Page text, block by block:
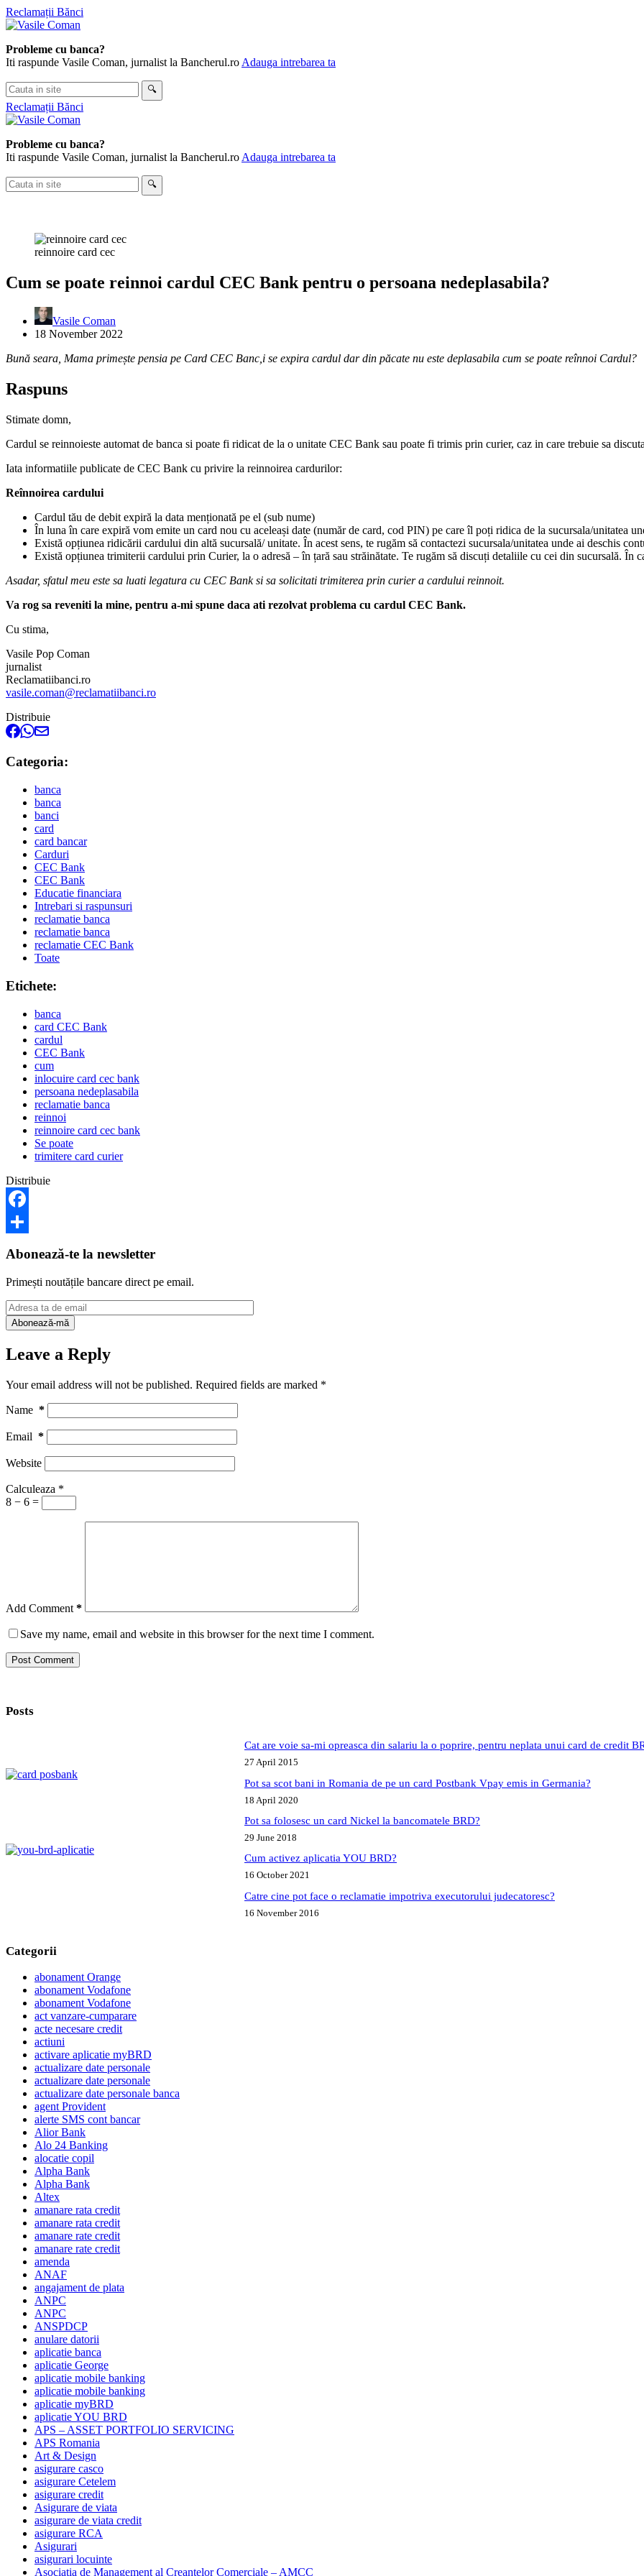
Skip
to
Reclamații Bănci
Probleme cu banca?
Iti raspunde Vasile Coman, jurnalist la Bancherul.ro Adauga intrebarea ta
Cauta
in
site
🔍
Reclamații Bănci
Probleme cu banca?
Iti raspunde Vasile Coman, jurnalist la Bancherul.ro Adauga intrebarea ta
Cauta
in
🔍
reinnoire card cec
Cum se poate reinnoi cardul CEC Bank pentru o persoana nedeplasabila?
Vasile Coman
18 November 2022
Bună seara, Mama primește pensia pe Card CEC Banc,i se expira cardul dar din păcate nu este deplasabila cum se poate reînnoi Cardul?
Raspuns
Stimate domn,
Cardul se reinnoieste automat de banca si poate fi ridicat de la o unitate CEC Bank sau poate fi trimis prin curier, caz in care trebuie sa
Iata informatiile publicate de CEC Bank cu privire la reinnoirea cardurilor:
Reînnoirea cardului
Cardul tău de debit expiră la data menționată pe el (sub nume)
În luna în care expiră vom emite un card nou cu aceleași date (număr de card, cod PIN) pe care îl poți ridica de la sucursala/unitatea
Există opțiunea ridicării cardului din altă sucursală/ unitate. În acest sens, te rugăm să contactezi sucursala/unitatea unde ai deschis
Există opțiunea trimiterii cardului prin Curier, la o adresă – în țară sau străinătate. Te rugăm să discuți detaliile cu cei din sucursală. În
Asadar, sfatul meu este sa luati legatura cu CEC Bank si sa solicitati trimiterea prin curier a cardului reinnoit.
Va rog sa reveniti la mine, pentru a-mi spune daca ati rezolvat problema cu cardul CEC Bank.
Cu stima,
Vasile Pop Coman
jurnalist
Reclamatiibanci.ro
vasile.coman@reclamatiibanci.ro
Distribuie
Categoria:
banca
banca
banci
card
card bancar
Carduri
CEC Bank
CEC Bank
Educatie financiara
Intrebari si raspunsuri
reclamatie banca
reclamatie banca
reclamatie CEC Bank
Toate
Etichete:
banca
card CEC Bank
cardul
CEC Bank
cum
inlocuire card cec bank
persoana nedeplasabila
reclamatie banca
reinnoi
reinnoire card cec bank
Se poate
trimitere card curier
Distribuie
Facebook
Abonează-te la newsletter
Primești noutățile bancare direct pe email.
Leave a Reply
Your email address will not be published. Required fields are marked *
Name *
Email *
Website
Calculeaza *
8 − 6 =
Add Comment *
Save my name, email and website in this browser for the next time I comment.
Post Comment
Posts
Cat are voie sa-mi opreasca din salariu la o poprire, pentru neplata unui card de credit
27 April 2015
Pot sa scot bani in Romania de pe un card Postbank Vpay emis in Germania?
18 April 2020
Pot sa folosesc un card Nickel la bancomatele BRD?
29 June 2018
Cum activez aplicatia YOU BRD?
16 October 2021
Catre cine pot face o reclamatie impotriva executorului judecatoresc?
16 November 2016
Categorii
abonament Orange
abonament Vodafone
abonament Vodafone
act vanzare-cumparare
acte necesare credit
actiuni
activare aplicatie myBRD
actualizare date personale
actualizare date personale
actualizare date personale banca
agent Provident
alerte SMS cont bancar
Alior Bank
Alo 24 Banking
alocatie copil
Alpha Bank
Alpha Bank
Altex
amanare rata credit
amanare rata credit
amanare rate credit
amanare rate credit
amenda
ANAF
angajament de plata
ANPC
ANPC
ANSPDCP
anulare datorii
aplicatie banca
aplicatie George
aplicatie mobile banking
aplicatie mobile banking
aplicatie myBRD
aplicatie YOU BRD
APS – ASSET PORTFOLIO SERVICING
APS Romania
Art & Design
asigurare casco
asigurare Cetelem
asigurare credit
Asigurare de viata
asigurare de viata credit
asigurare RCA
Asigurari
asigurari locuinte
Asociatia de Management al Creantelor Comerciale – AMCC